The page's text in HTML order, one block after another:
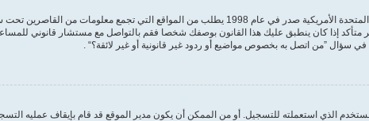
سؤال ”من اتصل به بخصوص مواضيع أو ردود غير قانونية أو غير لائقة؟“ .
الذي استعملته للتسجيل. أو من الممكن أن يكون مدير الموقع قد قام بإيقاف عمليه